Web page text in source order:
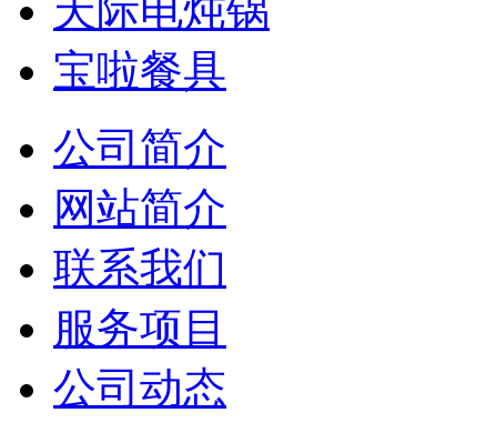
天际电炖锅
宝啦餐具
公司简介
网站简介
联系我们
服务项目
公司动态